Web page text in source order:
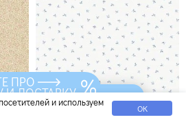
Купить
и используем
ОК
ПРО
И ДОСТАВКУ